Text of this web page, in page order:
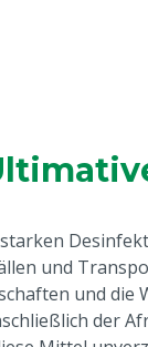
Überschrift
Beschwerden
Bakterien,
Tierställe,
Rindvieh,
und
und die
der